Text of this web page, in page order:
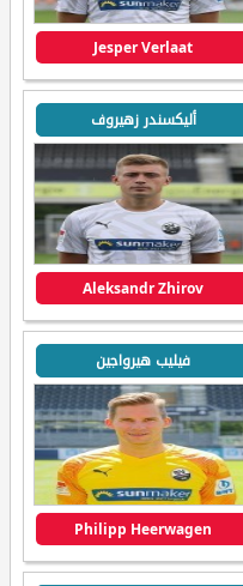
Jesper Verlaat
أليكسندر زهيروف
Aleksandr Zhirov
فيليب هيرواجين
Philipp Heerwagen